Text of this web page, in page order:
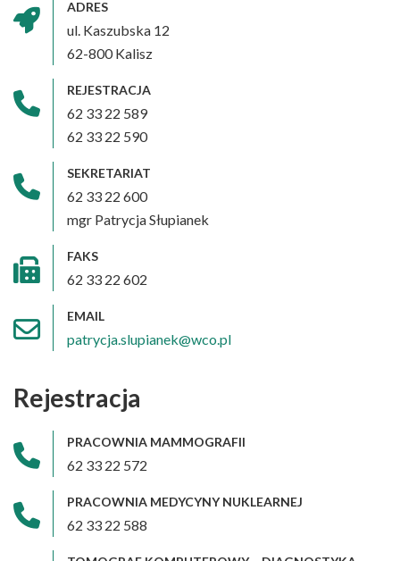
ADRES
ul. Kaszubska 12
62-800 Kalisz
REJESTRACJA
62 33 22 589
62 33 22 590
SEKRETARIAT
62 33 22 600
mgr Patrycja Słupianek
FAKS
62 33 22 602
EMAIL
patrycja.slupianek@wco.pl
Rejestracja
PRACOWNIA MAMMOGRAFII
62 33 22 572
PRACOWNIA MEDYCYNY NUKLEARNEJ
62 33 22 588